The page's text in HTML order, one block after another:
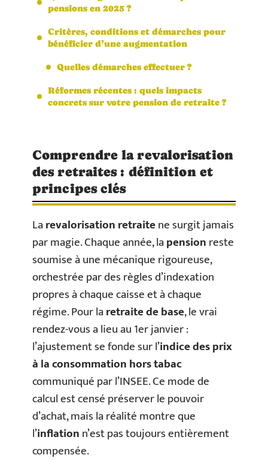
pensions en 2025 ?
Critères, conditions et démarches pour
bénéficier d’une augmentation
Quelles démarches effectuer ?
Réformes récentes : quels impacts
concrets sur votre pension de retraite ?
Comprendre la revalorisation
des retraites : définition et
principes clés
Larevalorisation retraitene surgit jamais
par magie. Chaque année, lapensionreste
soumise à une mécanique rigoureuse,
orchestrée par des règles d’indexation
propres à chaque caisse et à chaque
régime. Pour laretraite de base, le vrai
rendez-vous a lieu au 1er janvier :
l’ajustement se fonde sur l’indice des prix
à la consommation hors tabac
communiqué par l’INSEE. Ce mode de
calcul est censé préserver le pouvoir
d’achat, mais la réalité montre que
l’inflationn’est pas toujours entièrement
compensée.